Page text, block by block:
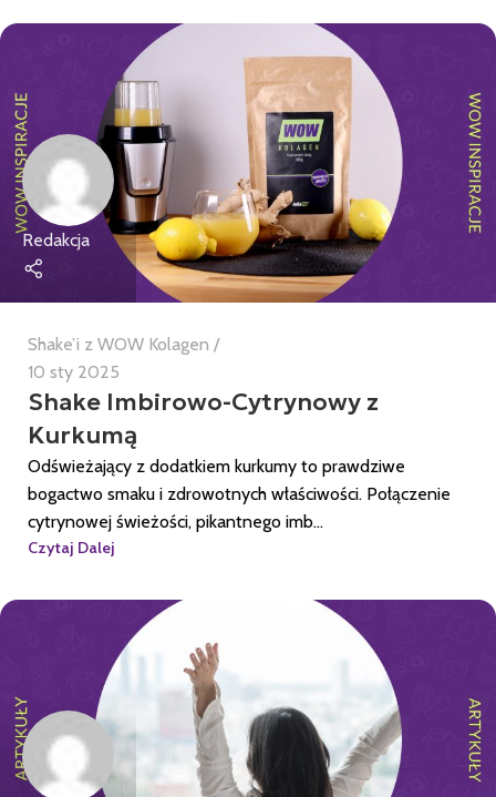
Redakcja
Shake’i z WOW Kolagen
10 sty 2025
Shake Imbirowo-Cytrynowy z
Kurkumą
Odświeżający z dodatkiem kurkumy to prawdziwe
bogactwo smaku i zdrowotnych właściwości. Połączenie
cytrynowej świeżości, pikantnego imb...
Czytaj Dalej